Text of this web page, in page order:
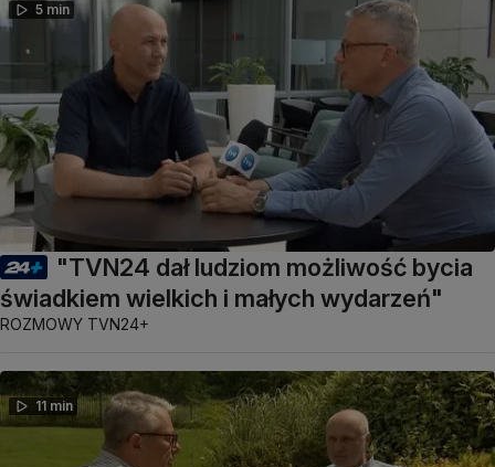
5 min
"TVN24 dał ludziom możliwość bycia
świadkiem wielkich i małych wydarzeń"
ROZMOWY TVN24+
11 min